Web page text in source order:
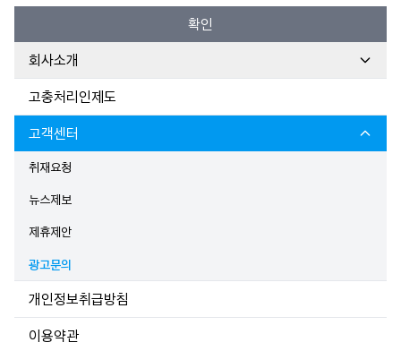
확인
회사소개
고충처리인제도
고객센터
취재요청
뉴스제보
제휴제안
광고문의
개인정보취급방침
이용약관